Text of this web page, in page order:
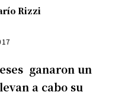
Rizzi
ganaron un
a cabo su